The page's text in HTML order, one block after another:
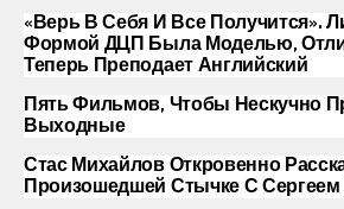
«Верь В Себя И Все Получится».
Формой ДЦП Была Моделью,
Теперь Преподает Английский
Пять Фильмов, Чтобы Нескучно
Выходные
Стас Михайлов Откровенно
Произошедшей Стычке С